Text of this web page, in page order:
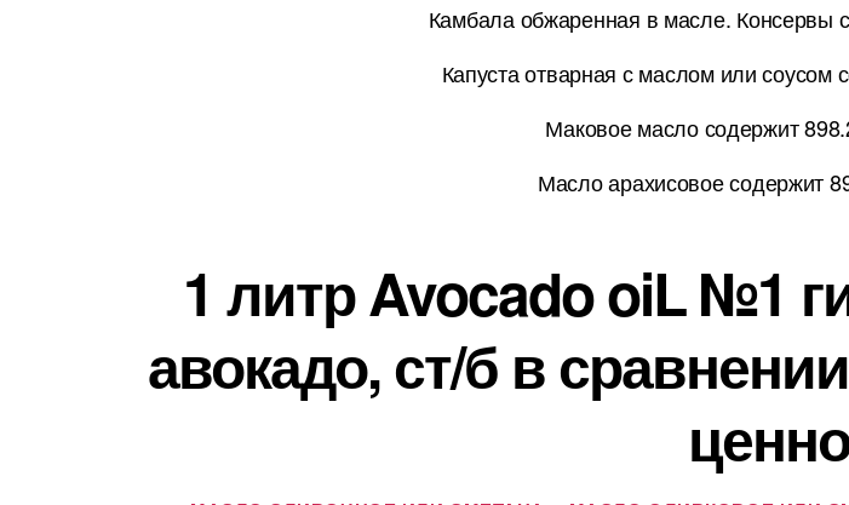
Камбала обжаренная в масле. Консервы
Капуста отварная с маслом или соусом
Маковое масло содержит
Масло арахисовое содержит
1 литр Avocado oiL №1
авокадо, ст/б в